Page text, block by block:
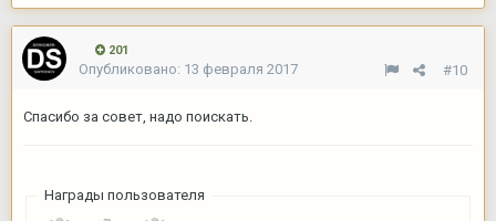
201
#10
Опубликовано: 13 февраля 2017
Спасибо за совет, надо поискать.
Награды пользователя